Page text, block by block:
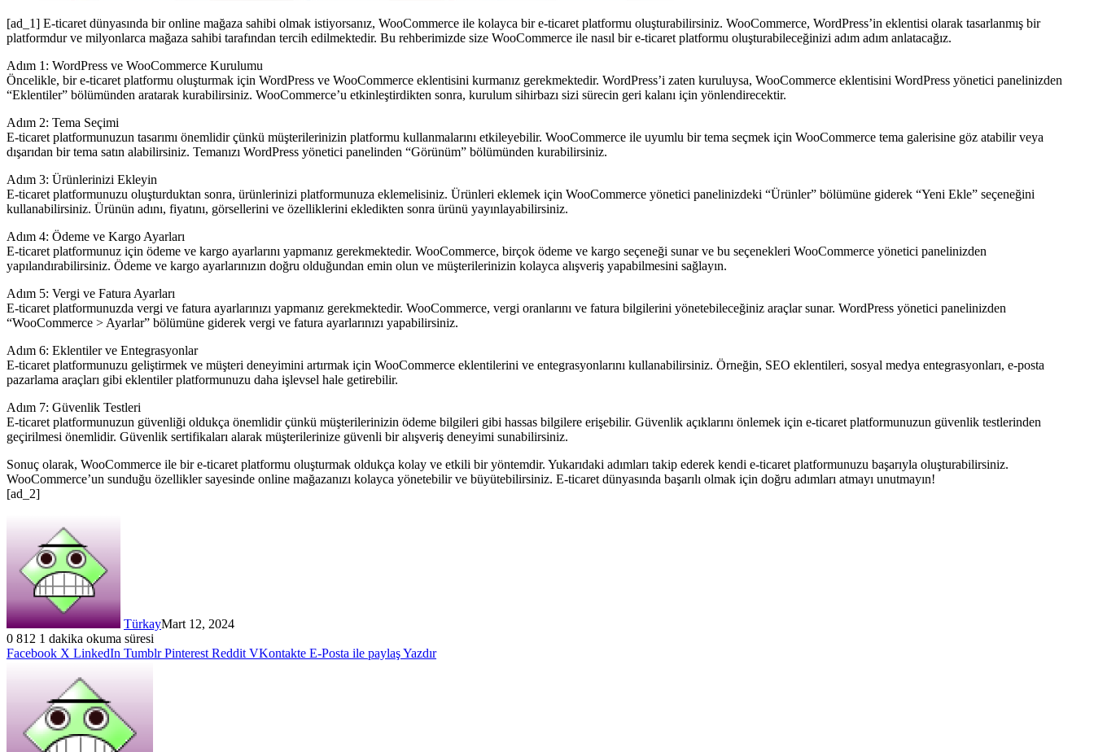
[ad_1] E-ticaret dünyasında bir online mağaza sahibi olmak istiyorsanız, WooCommerce ile kolayca bir e-ticaret platformu oluşturabilirsiniz. WooCommerce, WordPress’in eklentisi olarak tasarlanmış bir
platformdur ve milyonlarca mağaza sahibi tarafından tercih edilmektedir. Bu rehberimizde size WooCommerce ile nasıl bir e-ticaret platformu oluşturabileceğinizi adım adım anlatacağız.
Adım 1: WordPress ve WooCommerce Kurulumu
Öncelikle, bir e-ticaret platformu oluşturmak için WordPress ve WooCommerce eklentisini kurmanız gerekmektedir. WordPress’i zaten kuruluysa, WooCommerce eklentisini WordPress yönetici panelinizden
“Eklentiler” bölümünden aratarak kurabilirsiniz. WooCommerce’u etkinleştirdikten sonra, kurulum sihirbazı sizi sürecin geri kalanı için yönlendirecektir.
Adım 2: Tema Seçimi
E-ticaret platformunuzun tasarımı önemlidir çünkü müşterilerinizin platformu kullanmalarını etkileyebilir. WooCommerce ile uyumlu bir tema seçmek için WooCommerce tema galerisine göz atabilir veya
dışarıdan bir tema satın alabilirsiniz. Temanızı WordPress yönetici panelinden “Görünüm” bölümünden kurabilirsiniz.
Adım 3: Ürünlerinizi Ekleyin
E-ticaret platformunuzu oluşturduktan sonra, ürünlerinizi platformunuza eklemelisiniz. Ürünleri eklemek için WooCommerce yönetici panelinizdeki “Ürünler” bölümüne giderek “Yeni Ekle” seçeneğini
kullanabilirsiniz. Ürünün adını, fiyatını, görsellerini ve özelliklerini ekledikten sonra ürünü yayınlayabilirsiniz.
Adım 4: Ödeme ve Kargo Ayarları
E-ticaret platformunuz için ödeme ve kargo ayarlarını yapmanız gerekmektedir. WooCommerce, birçok ödeme ve kargo seçeneği sunar ve bu seçenekleri WooCommerce yönetici panelinizden
yapılandırabilirsiniz. Ödeme ve kargo ayarlarınızın doğru olduğundan emin olun ve müşterilerinizin kolayca alışveriş yapabilmesini sağlayın.
Adım 5: Vergi ve Fatura Ayarları
E-ticaret platformunuzda vergi ve fatura ayarlarınızı yapmanız gerekmektedir. WooCommerce, vergi oranlarını ve fatura bilgilerini yönetebileceğiniz araçlar sunar. WordPress yönetici panelinizden
“WooCommerce > Ayarlar” bölümüne giderek vergi ve fatura ayarlarınızı yapabilirsiniz.
Adım 6: Eklentiler ve Entegrasyonlar
E-ticaret platformunuzu geliştirmek ve müşteri deneyimini artırmak için WooCommerce eklentilerini ve entegrasyonlarını kullanabilirsiniz. Örneğin, SEO eklentileri, sosyal medya entegrasyonları, e-posta
pazarlama araçları gibi eklentiler platformunuzu daha işlevsel hale getirebilir.
Adım 7: Güvenlik Testleri
E-ticaret platformunuzun güvenliği oldukça önemlidir çünkü müşterilerinizin ödeme bilgileri gibi hassas bilgilere erişebilir. Güvenlik açıklarını önlemek için e-ticaret platformunuzun güvenlik testlerinden
geçirilmesi önemlidir. Güvenlik sertifikaları alarak müşterilerinize güvenli bir alışveriş deneyimi sunabilirsiniz.
Sonuç olarak, WooCommerce ile bir e-ticaret platformu oluşturmak oldukça kolay ve etkili bir yöntemdir. Yukarıdaki adımları takip ederek kendi e-ticaret platformunuzu başarıyla oluşturabilirsiniz.
WooCommerce’un sunduğu özellikler sayesinde online mağazanızı kolayca yönetebilir ve büyütebilirsiniz. E-ticaret dünyasında başarılı olmak için doğru adımları atmayı unutmayın!
[ad_2]
TürkayMart 12, 2024
0 812 1 dakika okuma süresi
Facebook X LinkedIn Tumblr Pinterest Reddit VKontakte E-Posta ile paylaşYazdır